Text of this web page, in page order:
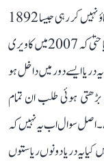
مصنف اور ناقد او کے جانی کہتے ہیں، ’’کاویری اب ویسا برتاؤ نہیں کر رہی جیسا 1892
اور 1924 کے نوآبادیاتی معاہدوں کے وقت کرتی تھی، یا حتیٰ کہ 2007 میں کاویری
ایسے دور میں داخل ہو
بڑھتی ہوئی طلب ان تمام
اصل سوال اب یہ نہیں کہ
کیا یہ دریا دونوں ریاستوں